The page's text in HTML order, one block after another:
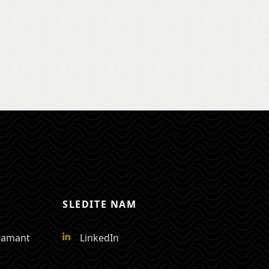
SLEDITE NAM
LinkedIn